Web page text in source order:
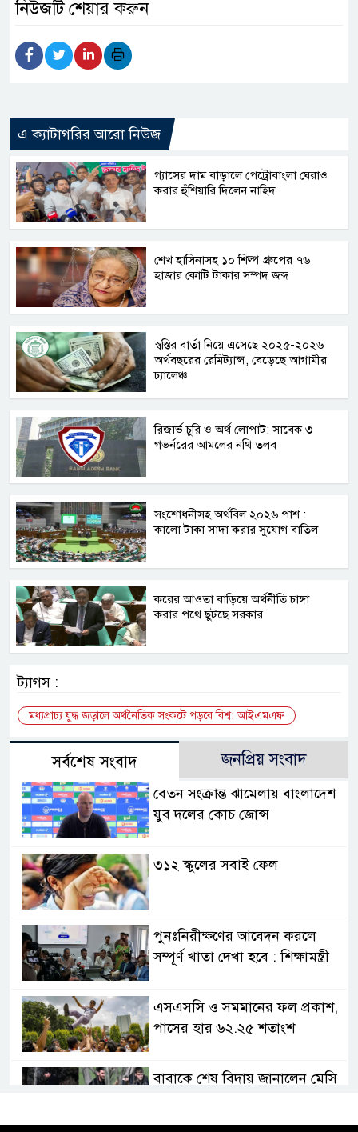
নিউজটি শেয়ার করুন
এ ক্যাটাগরির আরো নিউজ
গ্যাসের দাম বাড়ালে পেট্রোবাংলা ঘেরাও
করার হুঁশিয়ারি দিলেন নাহিদ
শেখ হাসিনাসহ ১০ শিল্প গ্রুপের ৭৬
হাজার কোটি টাকার সম্পদ জব্দ
স্বস্তির বার্তা নিয়ে এসেছে ২০২৫-২০২৬
অর্থবছরের রেমিট্যান্স, বেড়েছে আগামীর
চ্যালেঞ্চ
রিজার্ভ চুরি ও অর্থ লোপাট: সাবেক ৩
গভর্নরের আমলের নথি তলব
সংশোধনীসহ অর্থবিল ২০২৬ পাশ :
কালো টাকা সাদা করার সুযোগ বাতিল
করের আওতা বাড়িয়ে অর্থনীতি চাঙ্গা
করার পথে ছুটছে সরকার
ট্যাগস :
মধ্যপ্রাচ্য যুদ্ধ জড়ালে অর্থনৈতিক সংকটে পড়বে বিশ্ব: আইএমএফ
সর্বশেষ সংবাদ জনপ্রিয় সংবাদ
বেতন সংক্রান্ত ঝামেলায় বাংলাদেশ
যুব দলের কোচ জোন্স
৩১২ স্কুলের সবাই ফেল
পুনঃনিরীক্ষণের আবেদন করলে
সম্পূর্ণ খাতা দেখা হবে : শিক্ষামন্ত্রী
এসএসসি ও সমমানের ফল প্রকাশ,
পাসের হার ৬২.২৫ শতাংশ
বাবাকে শেষ বিদায় জানালেন মেসি